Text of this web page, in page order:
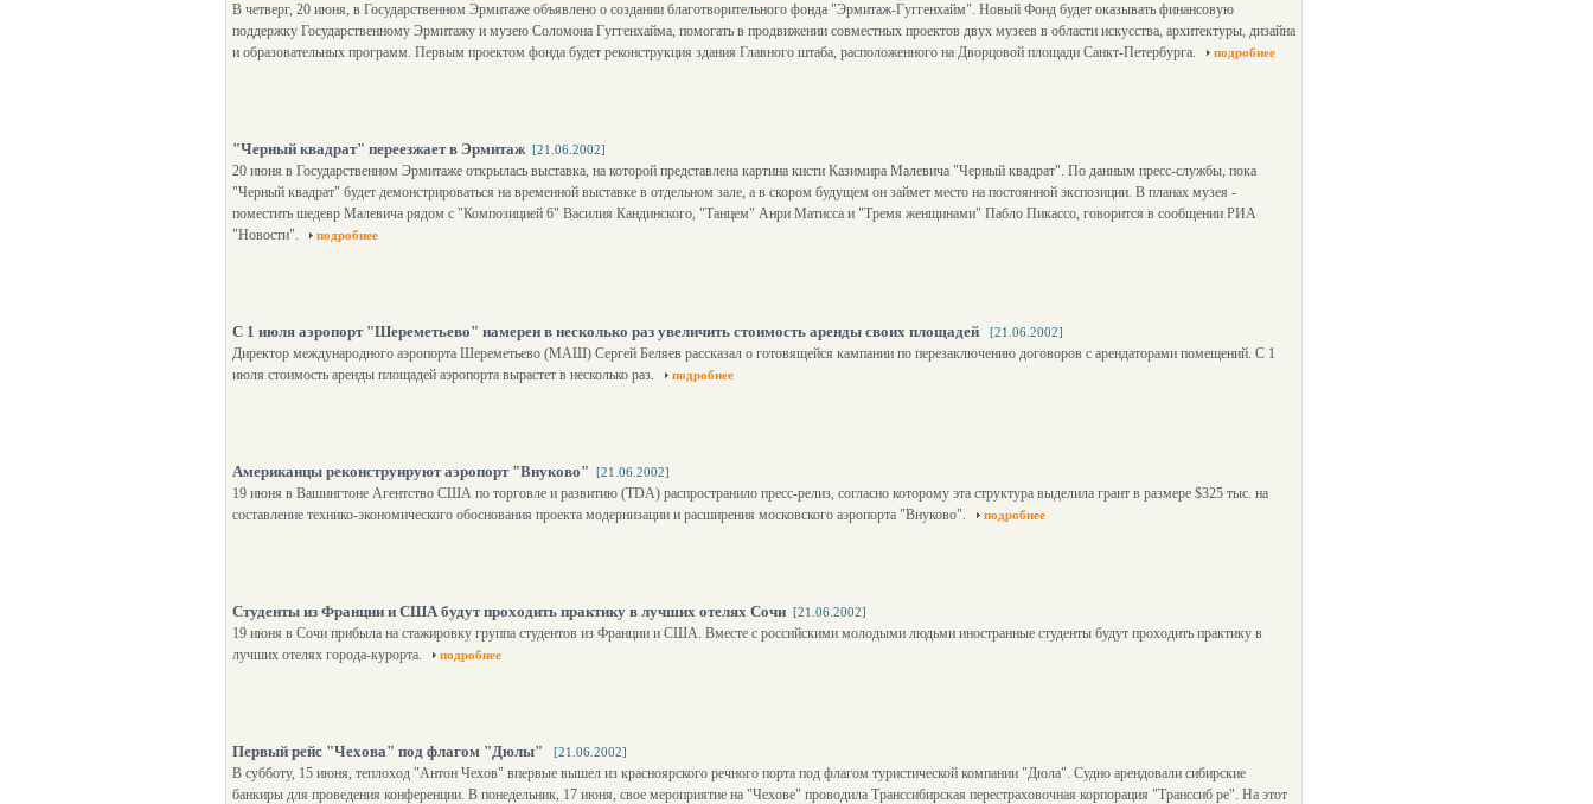
В четверг, 20 июня, в Государственном Эрмитаже объявлено о создании благотворительного фонда "Эрмитаж-Гуггенхайм". Новый Фонд будет оказывать финансовую
поддержку Государственному Эрмитажу и музею Соломона Гуггенхайма, помогать в продвижении совместных проектов двух музеев в области искусства, архитектуры, дизайна
и образовательных программ. Первым проектом фонда будет реконструкция здания Главного штаба, расположенного на Дворцовой площади Санкт-Петербурга.
подробнее
"Черный квадрат" переезжает в Эрмитаж [21.06.2002]
20 июня в Государственном Эрмитаже открылась выставка, на которой представлена картина кисти Казимира Малевича "Черный квадрат". По данным пресс-службы, пока
"Черный квадрат" будет демонстрироваться на временной выставке в отдельном зале, а в скором будущем он займет место на постоянной экспозиции. В планах музея -
поместить шедевр Малевича рядом с "Композицией 6" Василия Кандинского, "Танцем" Анри Матисса и "Тремя женщинами" Пабло Пикассо, говорится в сообщении РИА
"Новости".
подробнее
С 1 июля аэропорт "Шереметьево" намерен в несколько раз увеличить стоимость аренды своих площадей [21.06.2002]
Директор международного аэропорта Шереметьево (МАШ) Сергей Беляев рассказал о готовящейся кампании по перезаключению договоров с арендаторами помещений. С 1
июля стоимость аренды площадей аэропорта вырастет в несколько раз.
подробнее
Американцы реконструируют аэропорт "Внуково" [21.06.2002]
19 июня в Вашингтоне Агентство США по торговле и развитию (TDA) распространило пресс-релиз, согласно которому эта структура выделила грант в размере $325 тыс. на
составление технико-экономического обоснования проекта модернизации и расширения московского аэропорта "Внуково".
подробнее
Студенты из Франции и США будут проходить практику в лучших отелях Сочи [21.06.2002]
19 июня в Сочи прибыла на стажировку группа студентов из Франции и США. Вместе с российскими молодыми людьми иностранные студенты будут проходить практику в
лучших отелях города-курорта.
подробнее
Первый рейс "Чехова" под флагом "Дюлы" [21.06.2002]
В субботу, 15 июня, теплоход "Антон Чехов" впервые вышел из красноярского речного порта под флагом туристической компании "Дюла". Судно арендовали сибирские
банкиры для проведения конференции. В понедельник, 17 июня, свое мероприятие на "Чехове" проводила Транссибирская перестраховочная корпорация "Транссиб ре". На этот